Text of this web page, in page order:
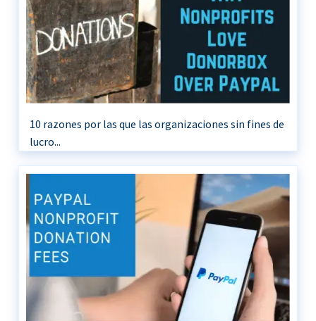
10 razones por las que las organizaciones sin fines de
lucro...